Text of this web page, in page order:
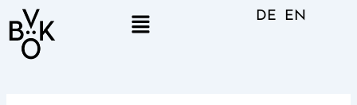
content
Menu DE EN